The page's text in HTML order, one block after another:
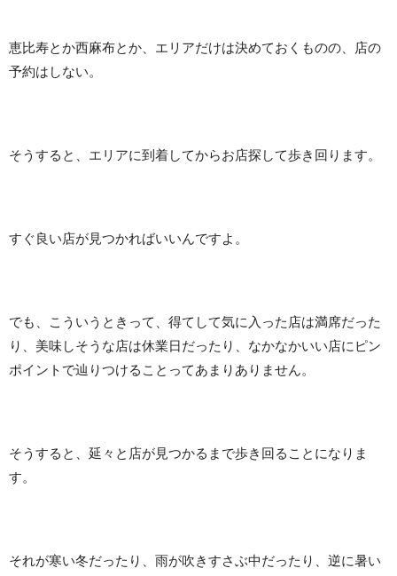
恵比寿とか西麻布とか、エリアだけは決めておくものの、店の
予約はしない。
そうすると、エリアに到着してからお店探して歩き回ります。
すぐ良い店が見つかればいいんですよ。
でも、こういうときって、得てして気に入った店は満席だった
り、美味しそうな店は休業日だったり、なかなかいい店にピン
ポイントで辿りつけることってあまりありません。
そうすると、延々と店が見つかるまで歩き回ることになりま
す。
それが寒い冬だったり、雨が吹きすさぶ中だったり、逆に暑い